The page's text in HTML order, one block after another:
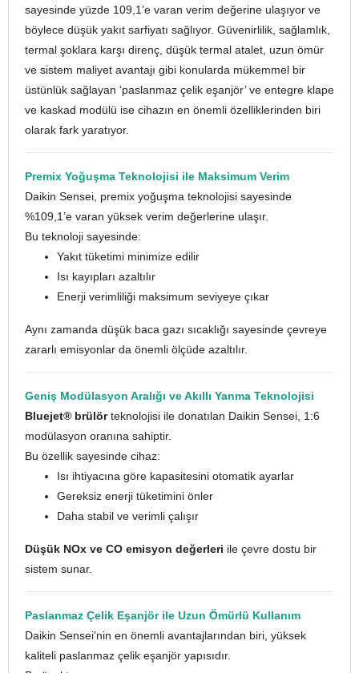
sayesinde yüzde 109,1’e varan verim değerine ulaşıyor ve
böylece düşük yakıt sarfiyatı sağlıyor. Güvenirlilik, sağlamlık,
termal şoklara karşı direnç, düşük termal atalet, uzun ömür
ve sistem maliyet avantajı gibi konularda mükemmel bir
üstünlük sağlayan ‘paslanmaz çelik eşanjör’ ve entegre klape
ve kaskad modülü ise cihazın en önemli özelliklerinden biri
olarak fark yaratıyor.
Premix Yoğuşma Teknolojisi ile Maksimum Verim
Daikin Sensei, premix yoğuşma teknolojisi sayesinde
%109,1’e varan yüksek verim değerlerine ulaşır.
Bu teknoloji sayesinde:
Yakıt tüketimi minimize edilir
Isı kayıpları azaltılır
Enerji verimliliği maksimum seviyeye çıkar
Aynı zamanda düşük baca gazı sıcaklığı sayesinde çevreye
zararlı emisyonlar da önemli ölçüde azaltılır.
Geniş Modülasyon Aralığı ve Akıllı Yanma Teknolojisi
Bluejet® brülörteknolojisi ile donatılan Daikin Sensei, 1:6
modülasyon oranına sahiptir.
Bu özellik sayesinde cihaz:
Isı ihtiyacına göre kapasitesini otomatik ayarlar
Gereksiz enerji tüketimini önler
Daha stabil ve verimli çalışır
Düşük NOx ve CO emisyon değerleri ile çevre dostu bir
sistem sunar.
Paslanmaz Çelik Eşanjör ile Uzun Ömürlü Kullanım
Daikin Sensei’nin en önemli avantajlarından biri, yüksek
kaliteli paslanmaz çelik eşanjör yapısıdır.